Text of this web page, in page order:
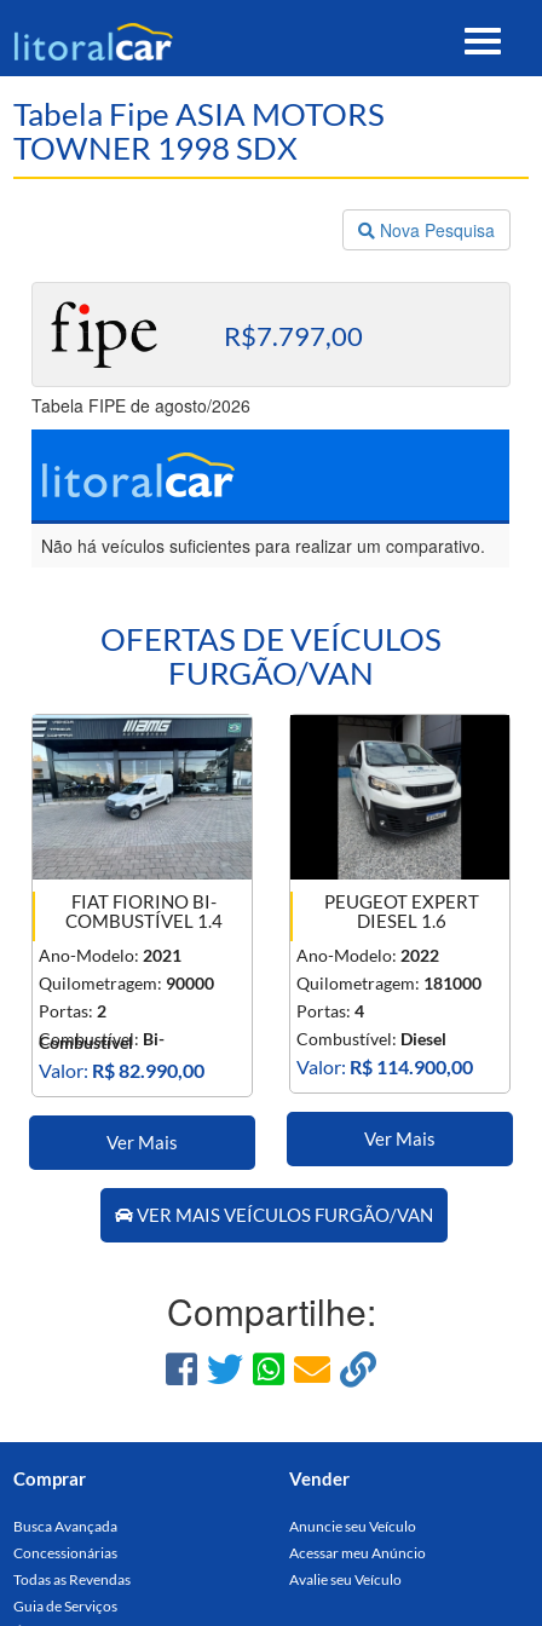
Toggle
Tabela Fipe ASIA MOTORS
TOWNER 1998 SDX
Nova Pesquisa
R$7.797,00
Tabela FIPE de agosto/2026
Não há veículos suficientes para realizar um comparativo.
OFERTAS DE VEÍCULOS
FURGÃO/VAN
FIAT FIORINO BI-
COMBUSTÍVEL 1.4
Ano-Modelo: 2021
Quilometragem: 90000
Portas: 2
Combustível: Bi-
Combustível
Valor: R$ 82.990,00
Ver Mais
PEUGEOT EXPERT
DIESEL 1.6
Ano-Modelo: 2022
Quilometragem: 181000
Portas:4
Combustível: Diesel
Valor: R$ 114.900,00
Ver Mais
VER MAIS VEÍCULOS FURGÃO/VAN
Compartilhe:
Comprar
Busca Avançada
Concessionárias
Todas as Revendas
Guia de Serviços
Vender
Anuncie seu Veículo
Acessar meu Anúncio
Avalie seu Veículo